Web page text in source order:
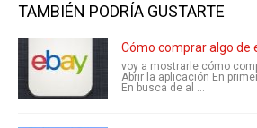
TAMBIÉN PODRÍA GUSTARTE
Cómo comprar algo de
voy a mostrarle cómo
Abrir la aplicación En
En busca de al ...